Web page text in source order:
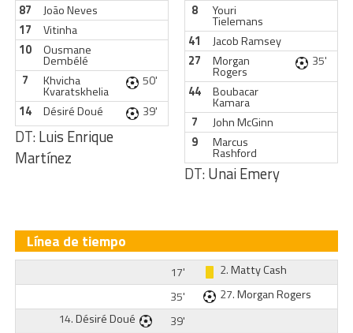
87
João Neves
17
Vitinha
10
Ousmane
Dembélé
7
Khvicha
Kvaratskhelia
50'
14
Désiré Doué 39'
DT:Luis Enrique
Martínez
8
Youri
Tielemans
41
Jacob Ramsey
27
Morgan
Rogers
35'
44
Boubacar
Kamara
7
John McGinn
9
Marcus
Rashford
DT:Unai Emery
Línea de tiempo
17' 2.Matty Cash
35'
27.Morgan Rogers
14.Désiré Doué
39'